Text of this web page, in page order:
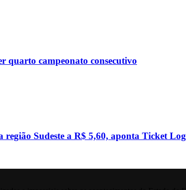
quarto campeonato consecutivo
Sudeste a R$ 5,60, aponta Ticket Log